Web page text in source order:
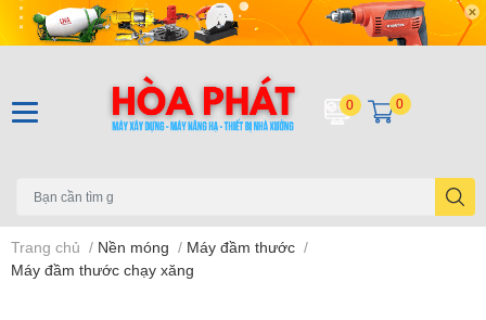
0 0
Trang chủ / Nền móng / Máy đầm thước /
Máy đầm thước chạy xăng